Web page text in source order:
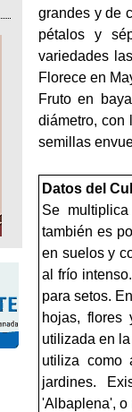
grandes y de
pétalos y
variedades
Florece en
Fruto en
diámetro, con
semillas
Datos del
Se
también es
en suelos y
al frío
para setos.
hojas, flores
utilizada en
utiliza como
jardines.
'Albaplena', o